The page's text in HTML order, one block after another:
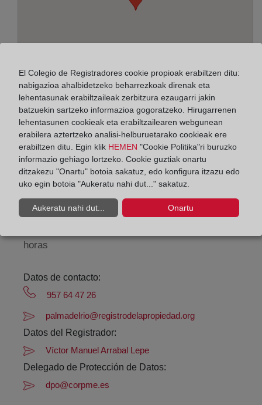
Helbidea:
Tabardillo, s/n, 14700
Horario:
De lunes a viernes de 09:00 a 17:00 horas
Agosto: De lunes a viernes de 09:00 a 14:00 horas
horas
Datos de contacto:
957 64 47 26
palmadelrio@registrodelapropiedad.org
Datos del Registrador:
Víctor Manuel Arrabal Lepe
Delegado de Protección de Datos:
dpo@corpme.es
El Colegio de Registradores cookie propioak erabiltzen ditu:
nabigazioa ahalbidetzeko beharrezkoak direnak eta
lehentasunak erabiltzaileak zerbitzura ezaugarri jakin
batzuekin sartzeko informazioa gogoratzeko. Hirugarrenen
lehentasunen cookieak eta erabiltzailearen webgunean
erabilera aztertzeko analisi-helburuetarako cookieak ere
erabiltzen ditu. Egin klik HEMEN "Cookie Politika"ri buruzko
informazio gehiago lortzeko. Cookie guztiak onartu
ditzakezu "Onartu" botoia sakatuz, edo konfigura itzazu edo
uko egin botoia "Aukeratu nahi dut..." sakatuz.
Aukeratu nahi dut... Onartu